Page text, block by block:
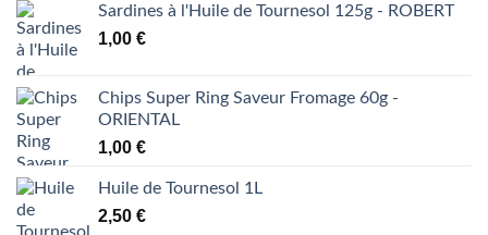
Sardines à l'Huile de Tournesol 125g - ROBERT
1,00 €
Chips Super Ring Saveur Fromage 60g -
ORIENTAL
1,00 €
Huile de Tournesol 1L
2,50 €